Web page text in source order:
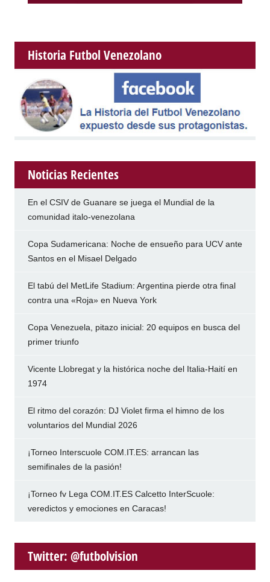
Historia Futbol Venezolano
Noticias Recientes
En el CSIV de Guanare se juega el Mundial de la
comunidad italo-venezolana
Copa Sudamericana: Noche de ensueño para UCV ante
Santos en el Misael Delgado
El tabú del MetLife Stadium: Argentina pierde otra final
contra una «Roja» en Nueva York
Copa Venezuela, pitazo inicial: 20 equipos en busca del
primer triunfo
Vicente Llobregat y la histórica noche del Italia-Haití en
1974
El ritmo del corazón: DJ Violet firma el himno de los
voluntarios del Mundial 2026
¡Torneo Interscuole COM.IT.ES: arrancan las
semifinales de la pasión!
¡Torneo fv Lega COM.IT.ES Calcetto InterScuole:
veredictos y emociones en Caracas!
Twitter: @futbolvision